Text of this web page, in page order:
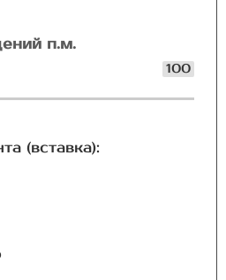
п.м.
100
(вставка):